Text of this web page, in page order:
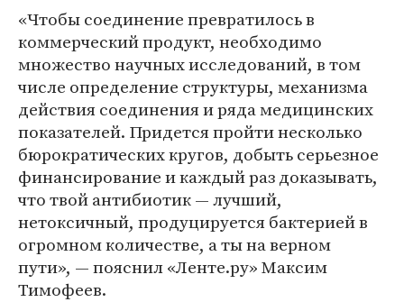
«Чтобы соединение превратилось в
коммерческий продукт, необходимо
множество научных исследований, в том
числе определение структуры, механизма
действия соединения и ряда медицинских
показателей. Придется пройти несколько
бюрократических кругов, добыть серьезное
финансирование и каждый раз доказывать,
что твой антибиотик — лучший,
нетоксичный, продуцируется бактерией в
огромном количестве, а ты на верном
пути», — пояснил «Ленте.ру» Максим
Тимофеев.